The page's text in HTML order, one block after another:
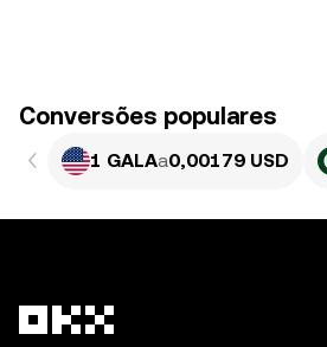
Conversões populares
1 GALAa0,00179 USD